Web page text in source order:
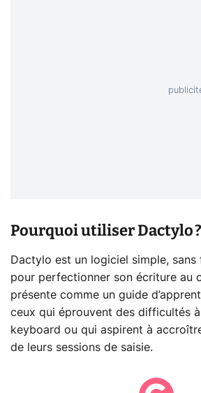
Pourquoi utiliser Dactylo ?
Dactylo est un logiciel simple, sans
pour perfectionner son écriture au
présente comme un guide
ceux qui éprouvent des difficultés
keyboard ou qui aspirent à
de leurs sessions de saisie.